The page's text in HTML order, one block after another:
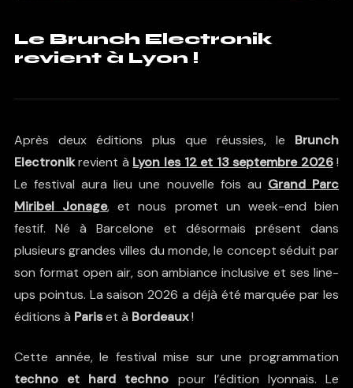
Le Brunch Electronik
revient à Lyon !
Après deux éditions plus que réussies, le Brunch
Electronikrevient à Lyon les 12 et 13 septembre 2026!
Le festival aura lieu une nouvelle fois au Grand Parc
Miribel Jonage, et nous promet un week-end bien
festif. Né à Barcelone et désormais présent dans
plusieurs grandes villes du monde, le concept séduit par
son format open air, son ambiance inclusive et ses line-
ups pointus. La saison 2026 a déjà été marquée par les
éditions à Pariset à Bordeaux!
Cette année, le festival mise sur une programmation
techno et hard techno pour l’édition lyonnais. Le